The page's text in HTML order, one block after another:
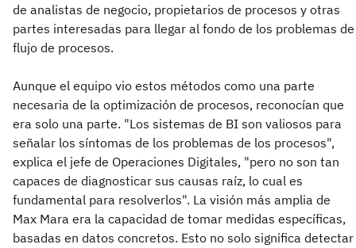
de analistas de negocio, propietarios de procesos y otras
partes interesadas para llegar al fondo de los problemas de
flujo de procesos.
Aunque el equipo vio estos métodos como una parte
necesaria de la optimización de procesos, reconocían que
era solo una parte. "Los sistemas de BI son valiosos para
señalar los síntomas de los problemas de los procesos",
explica el jefe de Operaciones Digitales, "pero no son tan
capaces de diagnosticar sus causas raíz, lo cual es
fundamental para resolverlos". La visión más amplia de
Max Mara era la capacidad de tomar medidas específicas,
basadas en datos concretos. Esto no solo significa detectar